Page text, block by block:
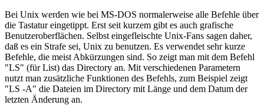
Bei Unix werden wie bei MS-DOS normalerweise alle Befehle über
die Tastatur eingetippt. Erst seit kurzem gibt es auch grafische
Benutzeroberflächen. Selbst eingefleischte Unix-Fans sagen daher,
daß es ein Strafe sei, Unix zu benutzen. Es verwendet sehr kurze
Befehle, die meist Abkürzungen sind. So zeigt man mit dem Befehl
"LS" (für List) das Directory an. Mit verschiedenen Parametern
nutzt man zusätzliche Funktionen des Befehls, zum Beispiel zeigt
"LS -A" die Dateien im Directory mit Länge und dem Datum der
letzten Änderung an.